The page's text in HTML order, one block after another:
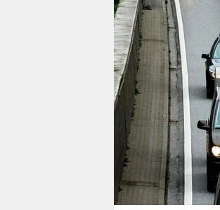
verlag
veranstaltungen
shop
fragen & hilfe
unterstützen
abo
genossenschaft
epaper login